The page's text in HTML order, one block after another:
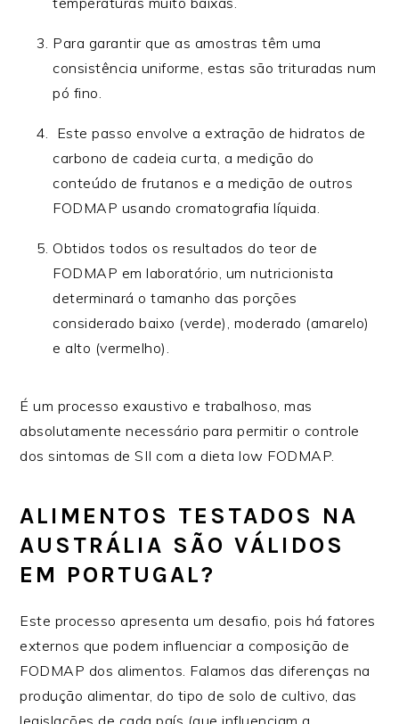
Para garantir que as amostras têm uma
consistência uniforme, estas são trituradas num
pó fino.
Este passo envolve a extração de hidratos de
carbono de cadeia curta, a medição do
conteúdo de frutanos e a medição de outros
FODMAP usando cromatografia líquida.
Obtidos todos os resultados do teor de
FODMAP em laboratório, um nutricionista
determinará o tamanho das porções
considerado baixo (verde), moderado (amarelo)
e alto (vermelho).
É um processo exaustivo e trabalhoso, mas
absolutamente necessário para permitir o controle
dos sintomas de SII com a dieta low FODMAP.
ALIMENTOS TESTADOS NA
AUSTRÁLIA SÃO VÁLIDOS
EM PORTUGAL?
Este processo apresenta um desafio, pois há fatores
externos que podem influenciar a composição de
FODMAP dos alimentos. Falamos das diferenças na
produção alimentar, do tipo de solo de cultivo, das